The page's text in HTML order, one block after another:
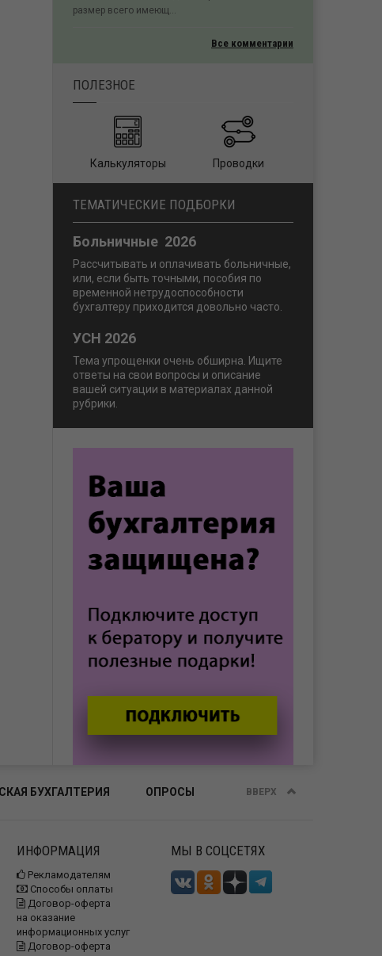
размер всего имеющ...
Все комментарии
ПОЛЕЗНОЕ
Калькуляторы Проводки
ТЕМАТИЧЕСКИЕ ПОДБОРКИ
Больничные 2026
Рассчитывать и оплачивать больничные,
или, если быть точными, пособия по
временной нетрудоспособности
бухгалтеру приходится довольно часто.
УСН 2026
Тема упрощенки очень обширна. Ищите
ответы на свои вопросы и описание
вашей ситуации в материалах данной
рубрики.
БУХГАЛТЕРИЯ ОПРОСЫ ВВЕРХ
ИНФОРМАЦИЯ
Рекламодателям
Способы оплаты
Договор-оферта
на оказание
информационных услуг
Договор-оферта
МЫ В СОЦСЕТЯХ